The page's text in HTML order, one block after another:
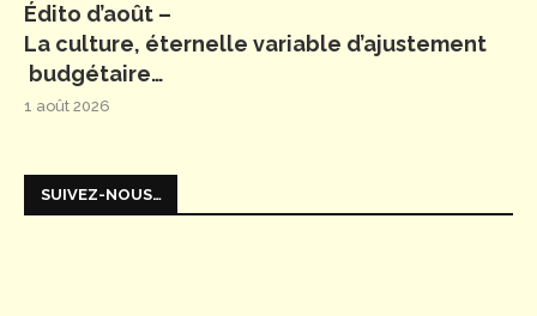
Édito d’août –
La culture, éternelle variable d’ajustement
budgétaire…
1 août 2026
SUIVEZ-NOUS…